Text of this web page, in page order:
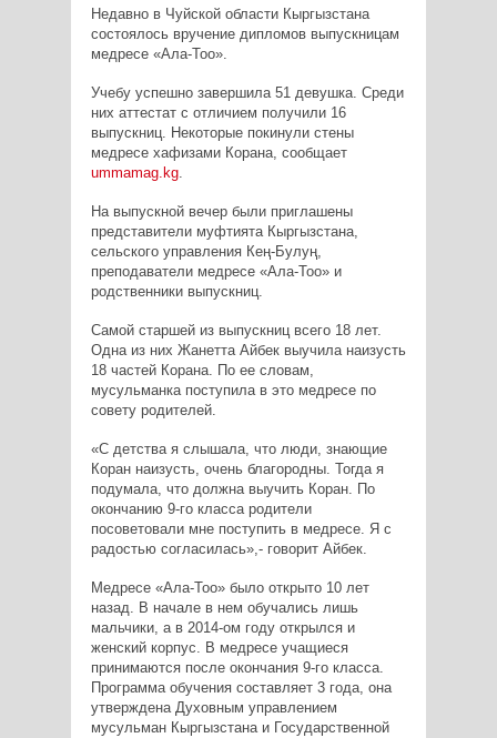
Недавно в Чуйской области Кыргызстана
состоялось вручение дипломов выпускницам
медресе «Ала-Тоо».
Учебу успешно завершила 51 девушка. Среди
них аттестат с отличием получили 16
выпускниц. Некоторые покинули стены
медресе хафизами Корана, сообщает
ummamag.kg.
На выпускной вечер были приглашены
представители муфтията Кыргызстана,
сельского управления Кең-Булуң,
преподаватели медресе «Ала-Тоо» и
родственники выпускниц.
Самой старшей из выпускниц всего 18 лет.
Одна из них Жанетта Айбек выучила наизусть
18 частей Корана. По ее словам,
мусульманка поступила в это медресе по
совету родителей.
«С детства я слышала, что люди, знающие
Коран наизусть, очень благородны. Тогда я
подумала, что должна выучить Коран. По
окончанию 9-го класса родители
посоветовали мне поступить в медресе. Я с
радостью согласилась»,- говорит Айбек.
Медресе «Ала-Тоо» было открыто 10 лет
назад. В начале в нем обучались лишь
мальчики, а в 2014-ом году открылся и
женский корпус. В медресе учащиеся
принимаются после окончания 9-го класса.
Программа обучения составляет 3 года, она
утверждена Духовным управлением
мусульман Кыргызстана и Государственной